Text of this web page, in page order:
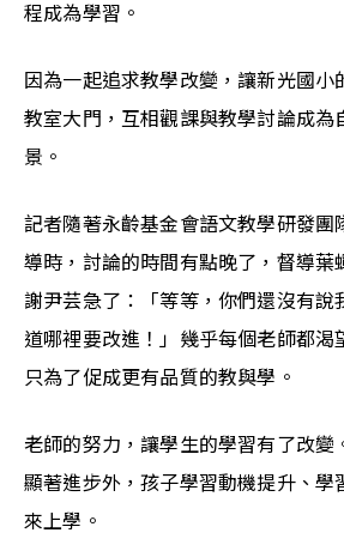
程成為學習。
因為一起追求教學改變，讓新光國小
教室大門，互相觀課與教學討論成為
景。
記者隨著永齡基金會語文教學研發團
導時，討論的時間有點晚了，督導葉
謝尹芸急了：「等等，你們還沒有說
道哪裡要改進！」幾乎每個老師都渴
只為了促成更有品質的教與學。
老師的努力，讓學生的學習有了改變
顯著進步外，孩子學習動機提升、學
來上學。